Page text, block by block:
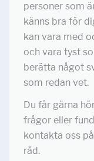
personer som
känns bra för
kan vara med
och vara tyst
berätta något
som redan vet.
Du får gärna
frågor eller
kontakta oss
råd.